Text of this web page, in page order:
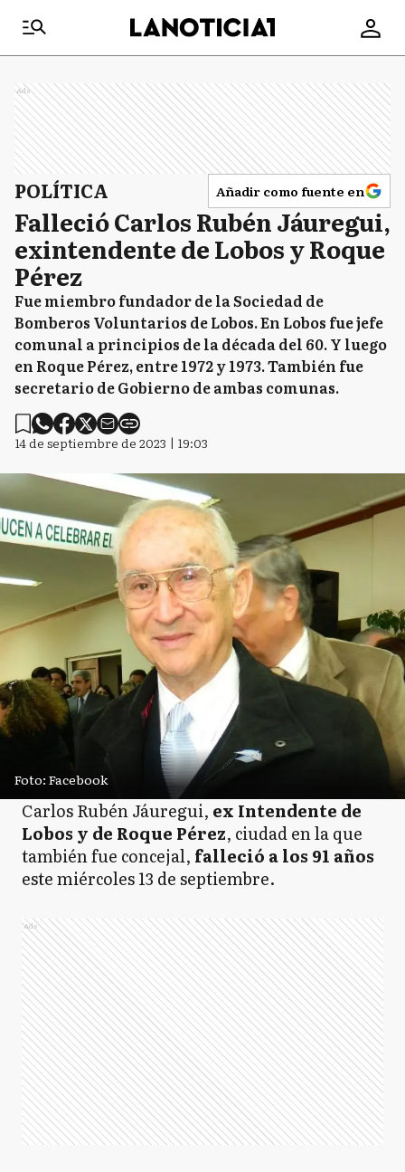
Ads
POLÍTICA Añadir como fuente en
Falleció Carlos Rubén Jáuregui,
exintendente de Lobos y Roque
Pérez
Fue miembro fundador de la Sociedad de
Bomberos Voluntarios de Lobos. En Lobos fue jefe
comunal a principios de la década del 60. Y luego
en Roque Pérez, entre 1972 y 1973. También fue
secretario de Gobierno de ambas comunas.
14 de septiembre de 2023 | 19:03
Foto: Facebook
Carlos Rubén Jáuregui, ex Intendente de
Lobos y de Roque Pérez, ciudad en la que
también fue concejal, falleció a los 91 años
este miércoles 13 de septiembre.
Ads